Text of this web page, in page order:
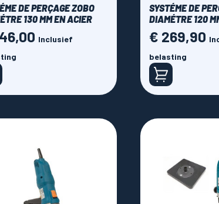
DE PERÇAGE ZOBO
130 MM EN ACIER
Inclusief
SYSTÉME DE
DIAMÉTRE 120
Prijs
€ 269,90
belasting